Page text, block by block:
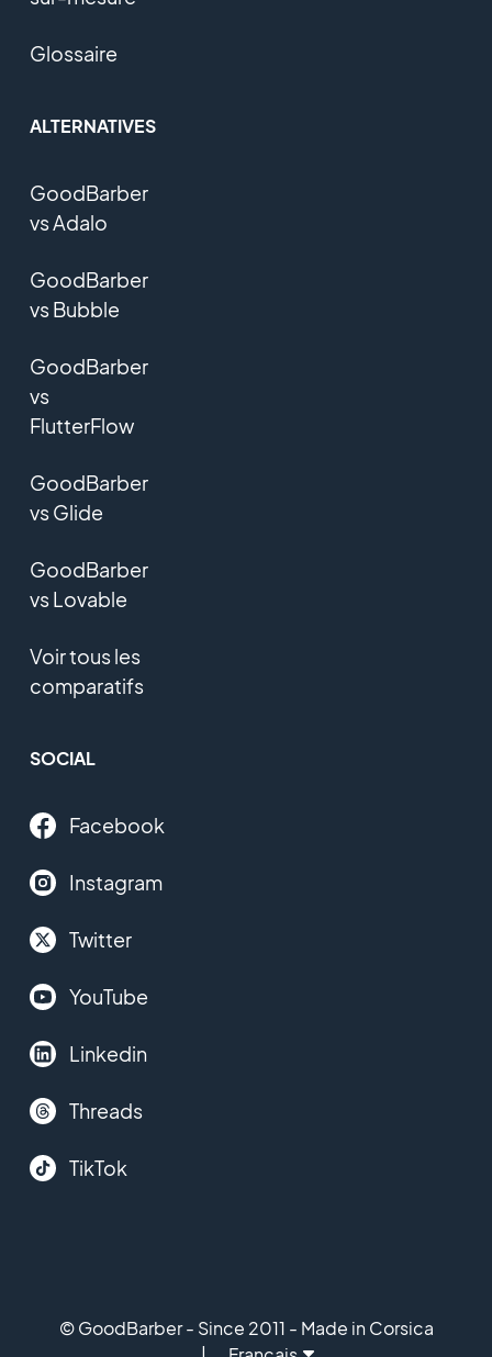
Glossaire
ALTERNATIVES
GoodBarber
vs Adalo
GoodBarber
vs Bubble
GoodBarber
vs
FlutterFlow
GoodBarber
vs Glide
GoodBarber
vs Lovable
Voir tous les
comparatifs
SOCIAL
Facebook
Instagram
Twitter
YouTube
Linkedin
Threads
TikTok
© GoodBarber - Since 2011 - Made in Corsica